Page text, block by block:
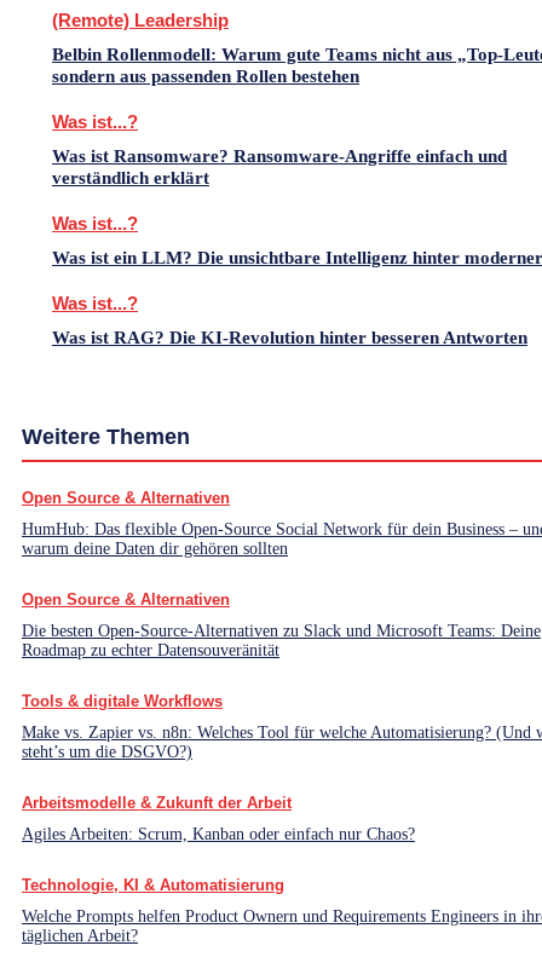
(Remote) Leadership
Belbin Rollenmodell: Warum gute Teams nicht aus „Top-
sondern aus passenden Rollen bestehen
Was ist...?
Was ist Ransomware? Ransomware-Angriffe einfach und
verständlich erklärt
Was ist...?
Was ist ein LLM? Die unsichtbare Intelligenz hinter
Was ist...?
Was ist RAG? Die KI-Revolution hinter besseren Antworten
Weitere Themen
Open Source & Alternativen
HumHub: Das flexible Open-Source Social Network für dein Business –
warum deine Daten dir gehören sollten
Open Source & Alternativen
Die besten Open-Source-Alternativen zu Slack und Microsoft Teams: Deine
Roadmap zu echter Datensouveränität
Tools & digitale Workflows
Make vs. Zapier vs. n8n: Welches Tool für welche Automatisierung? (Und
steht’s um die DSGVO?)
Arbeitsmodelle & Zukunft der Arbeit
Agiles Arbeiten: Scrum, Kanban oder einfach nur Chaos?
Technologie, KI & Automatisierung
Welche Prompts helfen Product Ownern und Requirements Engineers in
täglichen Arbeit?